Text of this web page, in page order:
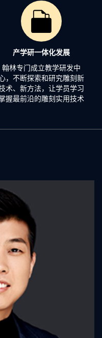
产学研一体化发展
翰林专门成立教学研发中
，不断探索和研究雕刻新
术、新方法，让学员学习
握最前沿的雕刻实用技术